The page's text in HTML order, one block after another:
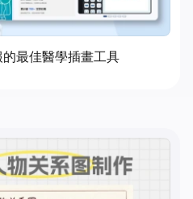
最佳醫學插畫工具